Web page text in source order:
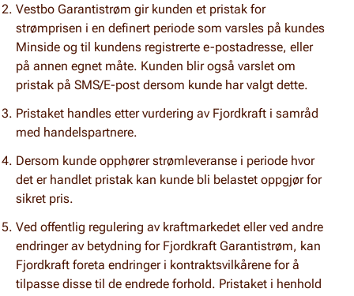
Vestbo Garantistrøm gir kunden et pristak for
strømprisen i en definert periode som varsles på kundes
Minside og til kundens registrerte e-postadresse, eller
på annen egnet måte. Kunden blir også varslet om
pristak på SMS/E-post dersom kunde har valgt dette.
Pristaket handles etter vurdering av Fjordkraft i samråd
med handelspartnere.
Dersom kunde opphører strømleveranse i periode hvor
det er handlet pristak kan kunde bli belastet oppgjør for
sikret pris.
Ved offentlig regulering av kraftmarkedet eller ved andre
endringer av betydning for Fjordkraft Garantistrøm, kan
Fjordkraft foreta endringer i kontraktsvilkårene for å
tilpasse disse til de endrede forhold. Pristaket i henhold